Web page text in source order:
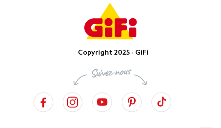
Copyright 2025 - GiFi